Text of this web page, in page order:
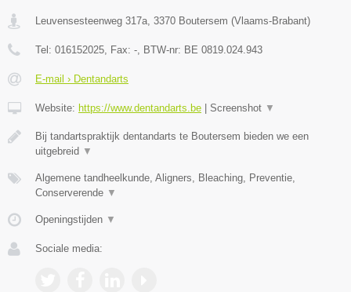
Leuvensesteenweg 317a 3370 Boutersem (Vlaams-Brabant)
Tel: 016152025 , Fax: - , BTW-nr: BE 0819.024.943
E-mail › Dentandarts
Website: https://www.dentandarts.be | Screenshot ▼
Bij tandartspraktijk dentandarts te Boutersem bieden we een
uitgebreid ▼
Algemene tandheelkunde, Aligners, Bleaching, Preventie,
Conserverende ▼
Openingstijden ▼
Sociale media: